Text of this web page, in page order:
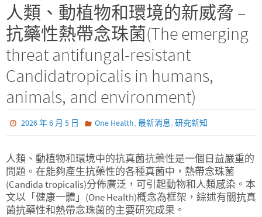
人類、動植物和環境的新威脅 –
抗藥性熱帶念珠菌(The emerging
threat antifungal-resistant
Candidatropicalis in humans,
animals, and environment)
2026 年 6 月 5 日 One Health, 最新消息, 研究新知
人類、動植物和環境中的抗真菌抗藥性是一個日益嚴重的
問題。在能夠產生抗藥性的各種真菌中，熱帶念珠菌
(Candida tropicalis)分佈廣泛，可引起動物和人類感染。本
文以「健康一體」(One Health)概念為框架，綜述有關抗真
菌抗藥性和熱帶念珠菌的主要研究成果。